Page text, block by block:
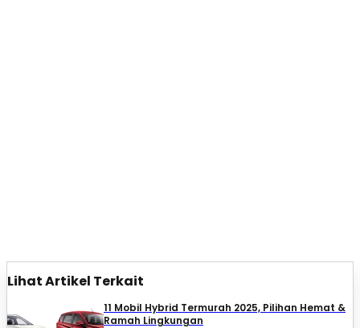
Lihat Artikel Terkait
11 Mobil Hybrid Termurah 2025, Pilihan Hemat &
Ramah Lingkungan